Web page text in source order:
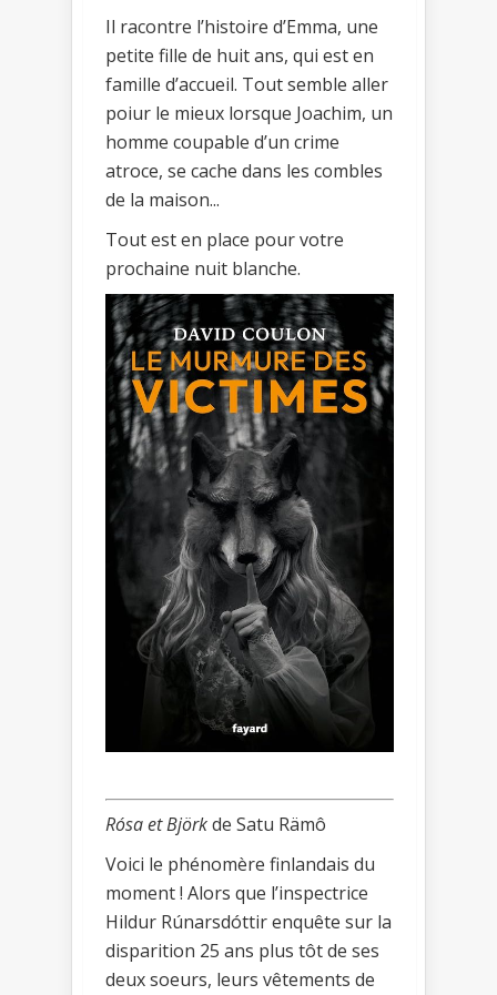
Il racontre l’histoire d’Emma, une
petite fille de huit ans, qui est en
famille d’accueil. Tout semble aller
poiur le mieux lorsque Joachim, un
homme coupable d’un crime
atroce, se cache dans les combles
de la maison...
Tout est en place pour votre
prochaine nuit blanche.
Rósa et Björkde Satu Rämô
Voici le phénomère finlandais du
moment ! Alors que l’inspectrice
Hildur Rúnarsdóttir enquête sur la
disparition 25 ans plus tôt de ses
deux soeurs, leurs vêtements de